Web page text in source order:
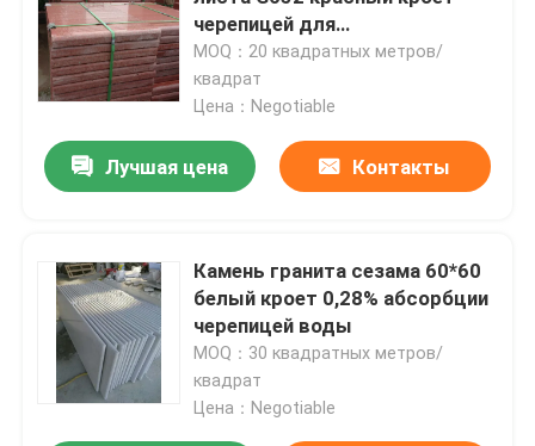
черепицей для
отполированной стены
лестниц
MOQ：20 квадратных метров/
квадрат
Цена：Negotiable
Лучшая цена Контакты
Камень гранита сезама 60*60
белый кроет 0,28% абсорбции
черепицей воды
MOQ：30 квадратных метров/
квадрат
Цена：Negotiable